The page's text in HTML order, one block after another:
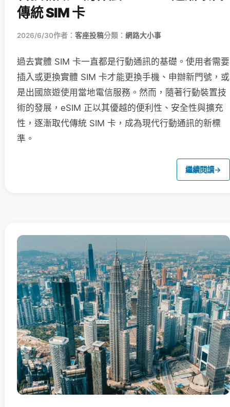
傳統 SIM 卡
2026/6/30作者： 客座投稿分類： 網路大小事
過去實體 SIM 卡一直都是行動通訊的基礎。使用者需要
插入或更換實體 SIM 卡才能更換手機、申辦新門號，或
是出國旅遊使用當地電信服務。然而，隨著行動裝置技
術的發展，eSIM 正以其優越的便利性、安全性與擴充
性，逐漸取代傳統 SIM 卡，成為現代行動通訊的新標
準。
繼續閱讀→